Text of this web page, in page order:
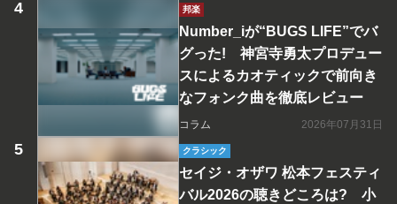
邦楽
Number_iが“BUGS LIFE”でバ
グった! 神宮寺勇太プロデュー
スによるカオティックで前向き
なフォンク曲を徹底レビュー
コラム 2026年07月31日
クラシック
セイジ・オザワ 松本フェスティ
バル2026の聴きどころは? 小